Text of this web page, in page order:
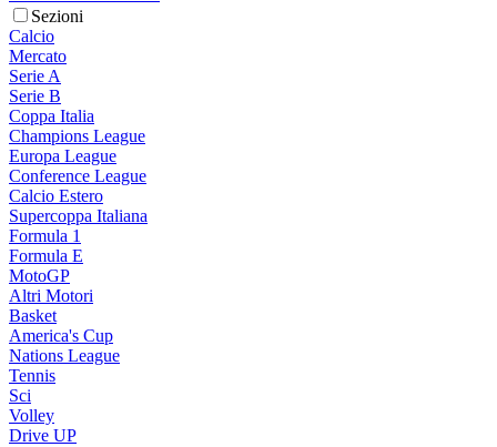
Sezioni
Calcio
Mercato
Serie A
Serie B
Coppa Italia
Champions League
Europa League
Conference League
Calcio Estero
Supercoppa Italiana
Formula 1
Formula E
MotoGP
Altri Motori
Basket
America's Cup
Nations League
Tennis
Sci
Volley
Drive UP